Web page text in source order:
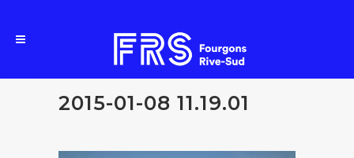
2015-01-08 11.19.01